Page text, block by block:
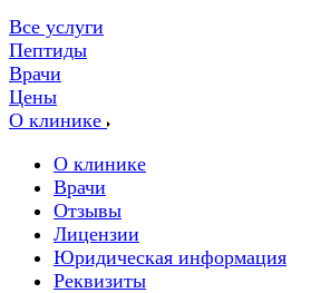
Все услуги
Пептиды
Врачи
Цены
О клинике
О клинике
Врачи
Отзывы
Лицензии
Юридическая информация
Реквизиты